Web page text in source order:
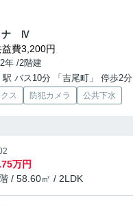
ナ Ⅳ
費3,200円
年 /2階建
駅 バス10分 「吉尾町」 停歩2分
ス 防犯カメラ 公共下水
万円
/ 58.60㎡ / 2LDK